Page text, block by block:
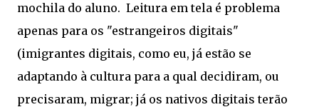
mochila do aluno. Leitura em tela é problema
apenas para os "estrangeiros digitais"
(imigrantes digitais, como eu, já estão se
adaptando à cultura para a qual decidiram, ou
precisaram, migrar; já os nativos digitais terão